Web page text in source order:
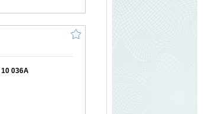
10 036A